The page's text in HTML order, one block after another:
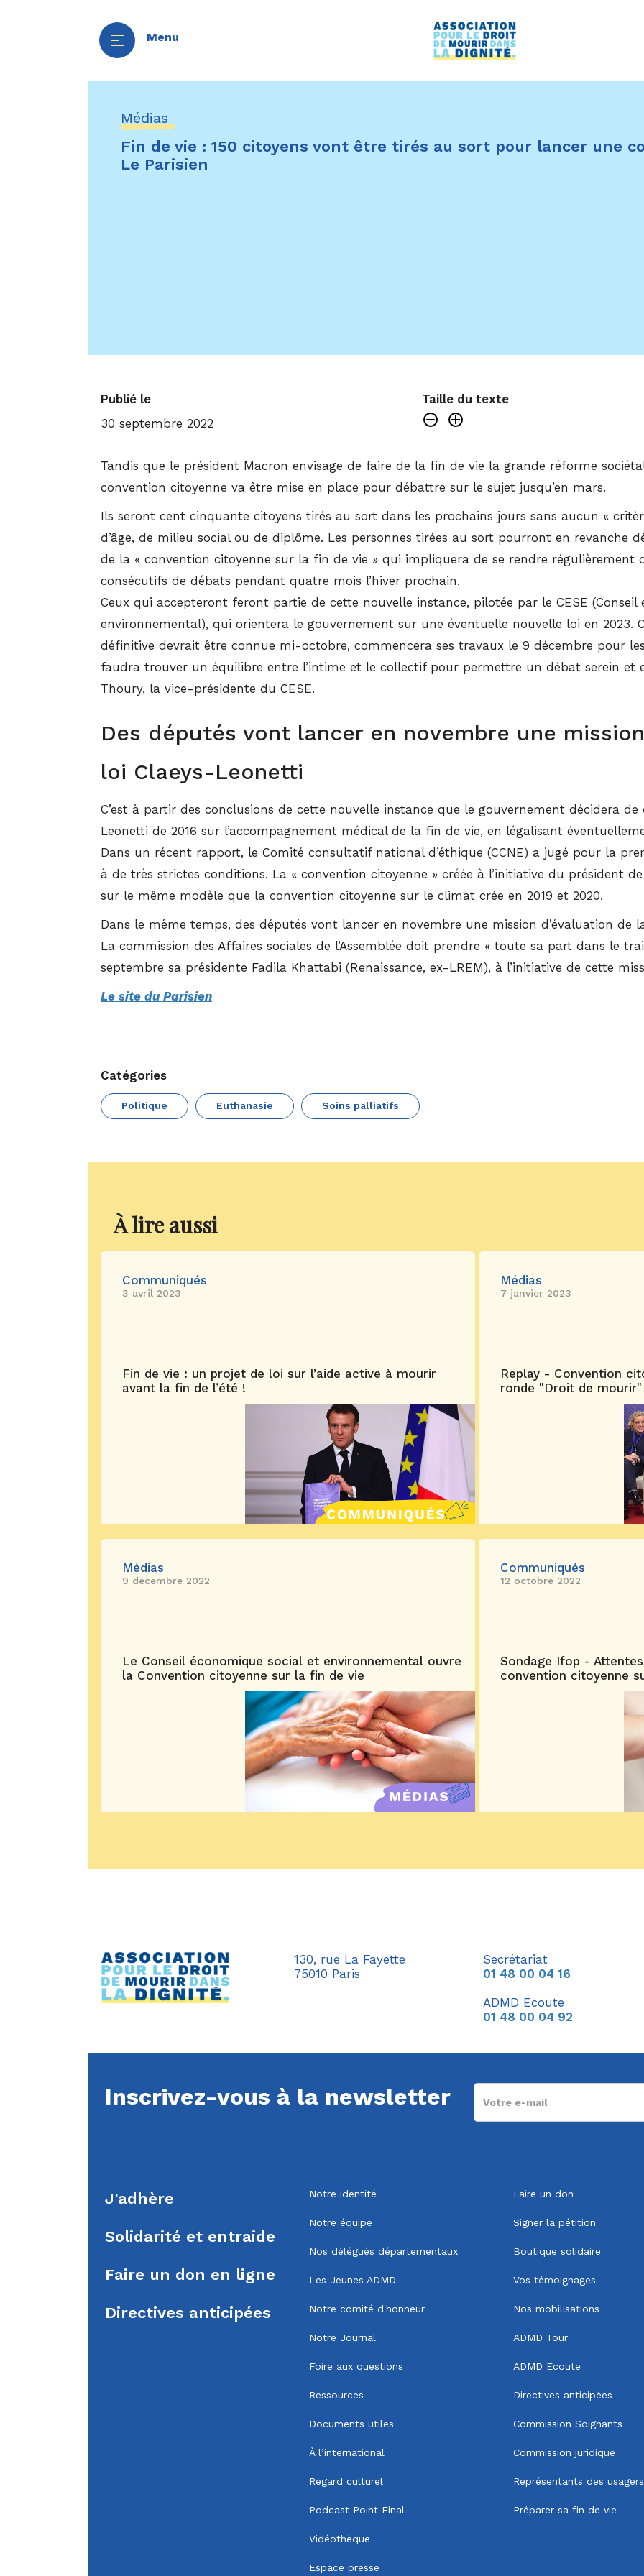
contenu
principal
Menu
Médias
Fin de vie : 150 citoyens vont être tirés au sort pour lancer une
Le Parisien
Publié le
30 septembre 2022
Taille du texte
Tandis que le président Macron envisage de faire de la fin de vie la grande réforme
convention citoyenne va être mise en place pour débattre sur le sujet jusqu’en mars.
Ils seront cent cinquante citoyens tirés au sort dans les prochains jours sans aucun «
d’âge, de milieu social ou de diplôme. Les personnes tirées au sort pourront en revanche
de la « convention citoyenne sur la fin de vie » qui impliquera de se rendre régulièrement
consécutifs de débats pendant quatre mois l’hiver prochain.
Ceux qui accepteront feront partie de cette nouvelle instance, pilotée par le CESE (Conseil
environnemental), qui orientera le gouvernement sur une éventuelle nouvelle loi en 2023.
définitive devrait être connue mi-octobre, commencera ses travaux le 9 décembre pour
faudra trouver un équilibre entre l’intime et le collectif pour permettre un débat serein et
Thoury, la vice-présidente du CESE.
Des députés vont lancer en novembre une
loi Claeys-Leonetti
C’est à partir des conclusions de cette nouvelle instance que le gouvernement décidera
Leonetti de 2016 sur l’accompagnement médical de la fin de vie, en légalisant
Dans un récent rapport, le Comité consultatif national d’éthique (CCNE) a jugé pour la
à de très strictes conditions. La « convention citoyenne » créée à l’initiative du président
sur le même modèle que la convention citoyenne sur le climat crée en 2019 et 2020.
Dans le même temps, des députés vont lancer en novembre une mission d’évaluation de
La commission des Affaires sociales de l’Assemblée doit prendre « toute sa part dans le
septembre sa présidente Fadila Khattabi (Renaissance, ex-LREM), à l’initiative de cette
Le site du Parisien
Catégories
Politique Euthanasie Soins palliatifs
À lire aussi
Communiqués
3 avril 2023
Fin de vie : un projet de loi sur l’aide active à mourir
avant la fin de l’été !
Médias
7 janvier 2023
Replay - Convention
ronde "Droit de mourir"
Médias
9 décembre 2022
Le Conseil économique social et environnemental ouvre
la Convention citoyenne sur la fin de vie
Communiqués
12 octobre 2022
Sondage Ifop -
convention citoyenne
130, rue La Fayette
75010 Paris
Secrétariat
01 48 00 04 16
ADMD Ecoute
01 48 00 04 92
Inscrivez-vous à la newsletter
J'adhère
Solidarité et entraide
Faire un don en ligne
Directives anticipées
Notre identité
Notre équipe
Nos délégués départementaux
Les Jeunes ADMD
Notre comité d'honneur
Notre Journal
Foire aux questions
Ressources
Documents utiles
À l’international
Regard culturel
Podcast Point Final
Vidéothèque
Espace presse
Faire un don
Signer la pétition
Boutique solidaire
Vos témoignages
Nos mobilisations
ADMD Tour
ADMD Ecoute
Directives anticipées
Commission Soignants
Commission juridique
Représentants des usagers
Préparer sa fin de vie